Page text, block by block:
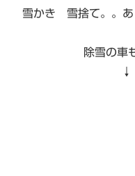
雪かき 雪捨て。。
除雪の車